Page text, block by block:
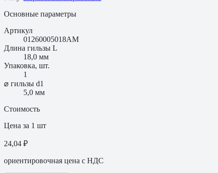
Основные параметры
Артикул
01260005018AM
Длина гильзы L
18,0 мм
Упаковка, шт.
1
⌀ гильзы d1
5,0 мм
Стоимость
Цена за 1 шт
24,04 ₽
ориентировочная цена с НДС